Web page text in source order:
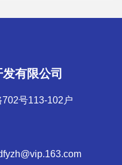
有限公司
号113-102户